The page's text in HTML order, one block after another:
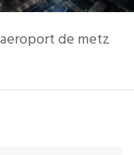
de metz